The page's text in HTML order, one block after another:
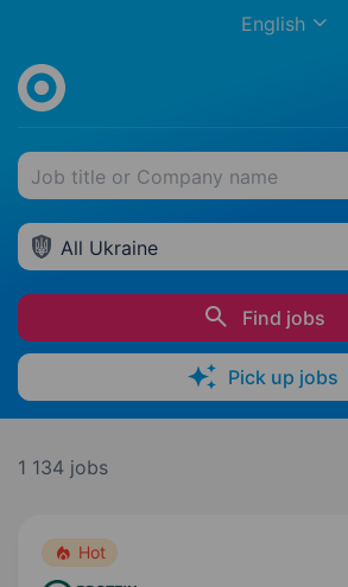
English
Job title or Company name
All Ukraine
Find jobs
Pick up jobs
1 134 jobs
Hot